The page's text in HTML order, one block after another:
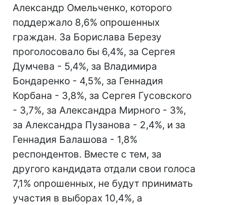
Александр Омельченко, которого
поддержало 8,6% опрошенных
граждан. За Борислава Березу
проголосовало бы 6,4%, за Сергея
Думчева - 5,4%, за Владимира
Бондаренко - 4,5%, за Геннадия
Корбана - 3,8%, за Сергея Гусовского
- 3,7%, за Александра Мирного - 3%,
за Александра Пузанова - 2,4%, и за
Геннадия Балашова - 1,8%
респондентов. Вместе с тем, за
другого кандидата отдали свои голоса
7,1% опрошенных, не будут принимать
участия в выборах 10,4%, а